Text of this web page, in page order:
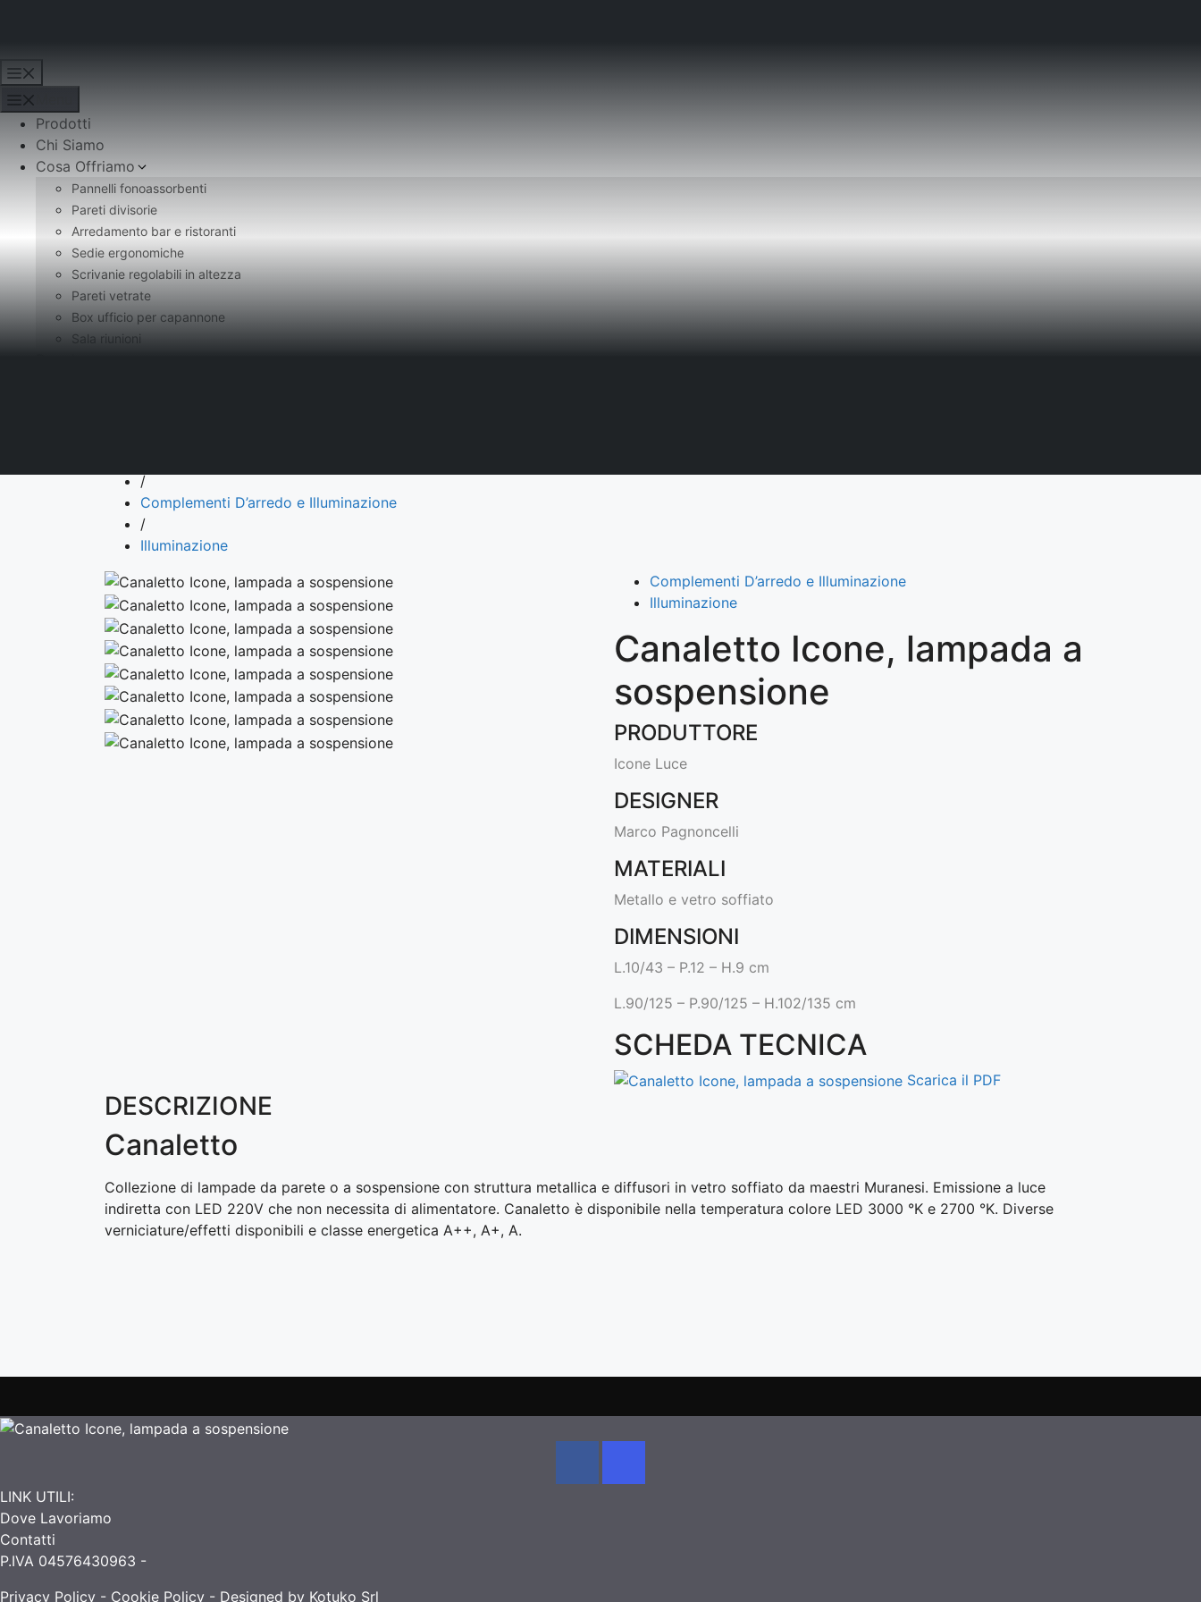
Prodotti
Chi Siamo
Cosa Offriamo
Pannelli fonoassorbenti
Pareti divisorie
Arredamento bar e ristoranti
Sedie ergonomiche
Scrivanie regolabili in altezza
Pareti vetrate
Box ufficio per capannone
Sala riunioni
/
Complementi D’arredo e Illuminazione
/
Illuminazione
Complementi D’arredo e Illuminazione
Illuminazione
Canaletto Icone, lampada a
sospensione
PRODUTTORE
Icone Luce
DESIGNER
Marco Pagnoncelli
MATERIALI
Metallo e vetro soffiato
DIMENSIONI
L.10/43 – P.12 – H.9 cm
L.90/125 – P.90/125 – H.102/135 cm
SCHEDA TECNICA
Scarica il PDF
DESCRIZIONE
Canaletto
Collezione di lampade da parete o a sospensione con struttura metallica e diffusori in vetro soffiato da maestri Muranesi. Emissione a luce
indiretta con LED 220V che non necessita di alimentatore. Canaletto è disponibile nella temperatura colore LED 3000 °K e 2700 °K. Diverse
verniciature/effetti disponibili e classe energetica A++, A+, A.
LINK UTILI:
Dove Lavoriamo
Contatti
P.IVA 04576430963 -
Privacy Policy - Cookie Policy - Designed by Kotuko Srl